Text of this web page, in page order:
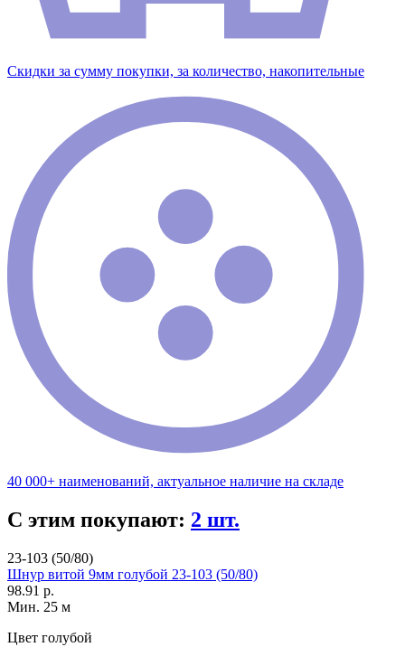
Скидки за сумму покупки, за количество, накопительные
40 000+ наименований, актуальное наличие на складе
С этим покупают: 2 шт.
23-103 (50/80)
Шнур витой 9мм голубой 23-103 (50/80)
98.91 р.
Мин. 25 м
Цвет голубой